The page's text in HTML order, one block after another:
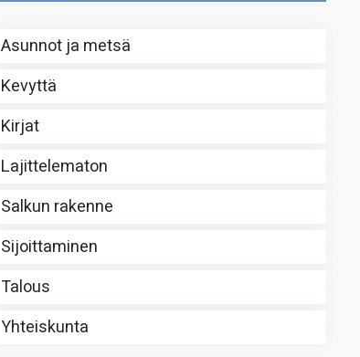
Asunnot ja metsä
Kevyttä
Kirjat
Lajittelematon
Salkun rakenne
Sijoittaminen
Talous
Yhteiskunta